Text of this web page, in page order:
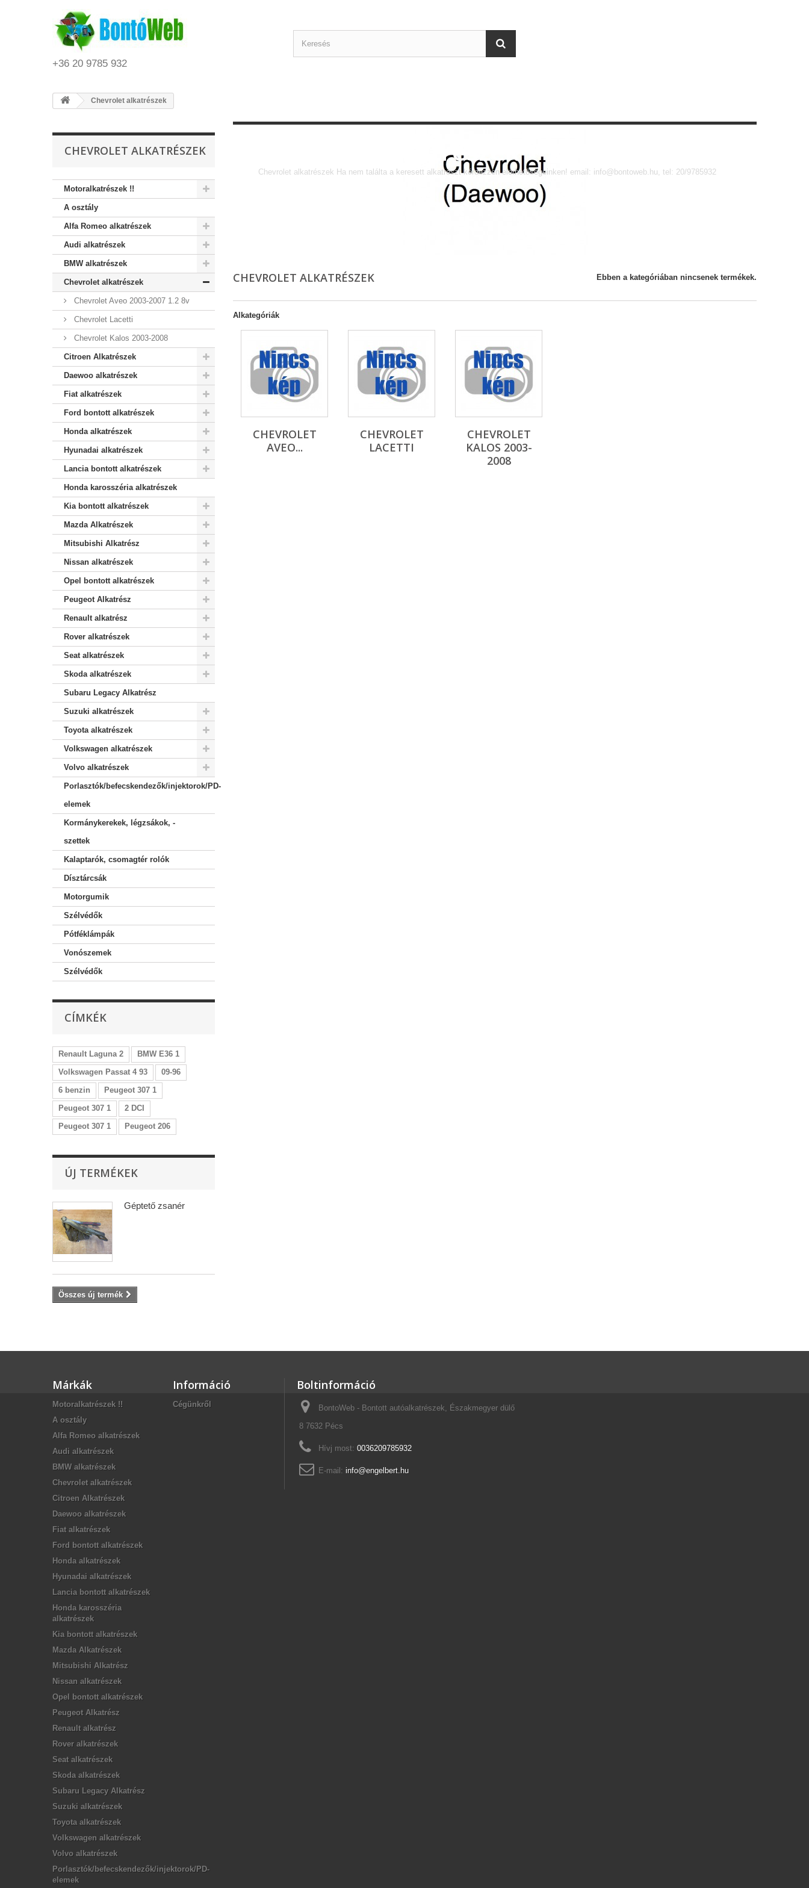
+36 20 9785 932
Chevrolet alkatrészek
CHEVROLET ALKATRÉSZEK
Motoralkatrészek !!
A osztály
Alfa Romeo alkatrészek
Audi alkatrészek
BMW alkatrészek
Chevrolet alkatrészek
Chevrolet Aveo 2003-2007 1.2 8v
Chevrolet Lacetti
Chevrolet Kalos 2003-2008
Citroen Alkatrészek
Daewoo alkatrészek
Fiat alkatrészek
Ford bontott alkatrészek
Honda alkatrészek
Hyunadai alkatrészek
Lancia bontott alkatrészek
Honda karosszéria alkatrészek
Kia bontott alkatrészek
Mazda Alkatrészek
Mitsubishi Alkatrész
Nissan alkatrészek
Opel bontott alkatrészek
Peugeot Alkatrész
Renault alkatrész
Rover alkatrészek
Seat alkatrészek
Skoda alkatrészek
Subaru Legacy Alkatrész
Suzuki alkatrészek
Toyota alkatrészek
Volkswagen alkatrészek
Volvo alkatrészek
Porlasztók/befecskendezők/injektorok/PD-
elemek
Kormánykerekek, légzsákok, -
szettek
Kalaptarók, csomagtér rolók
Dísztárcsák
Motorgumik
Szélvédők
Pótféklámpák
Vonószemek
Szélvédők
CÍMKÉK
Renault Laguna 2
BMW E36 1
Volkswagen Passat 4 93
09-96
6 benzin
Peugeot 307 1
Peugeot 307 1
2 DCI
Peugeot 307 1
Peugeot 206
ÚJ TERMÉKEK
Géptető zsanér
Összes új termék
Chevrolet alkatrészek
Chevrolet alkatrészek Ha nem találta a keresett alkatrészt kérdezzen elérhetőségeinken! email: info@bontoweb.hu, tel: 20/9785932
CHEVROLET ALKATRÉSZEK Ebben a kategóriában nincsenek termékek.
Alkategóriák
CHEVROLET
AVEO...
CHEVROLET
LACETTI
CHEVROLET
KALOS 2003-
2008
Márkák
Motoralkatrészek !!
A osztály
Alfa Romeo alkatrészek
Audi alkatrészek
BMW alkatrészek
Chevrolet alkatrészek
Citroen Alkatrészek
Daewoo alkatrészek
Fiat alkatrészek
Ford bontott alkatrészek
Honda alkatrészek
Hyunadai alkatrészek
Lancia bontott alkatrészek
Honda karosszéria
alkatrészek
Kia bontott alkatrészek
Mazda Alkatrészek
Mitsubishi Alkatrész
Nissan alkatrészek
Opel bontott alkatrészek
Peugeot Alkatrész
Renault alkatrész
Rover alkatrészek
Seat alkatrészek
Skoda alkatrészek
Subaru Legacy Alkatrész
Suzuki alkatrészek
Toyota alkatrészek
Volkswagen alkatrészek
Volvo alkatrészek
Porlasztók/befecskendezők/injektorok/PD-
elemek
Információ
Cégünkről
Boltinformáció
BontoWeb - Bontott autóalkatrészek, Északmegyer dülő
8 7632 Pécs
Hívj most: 0036209785932
E-mail: info@engelbert.hu